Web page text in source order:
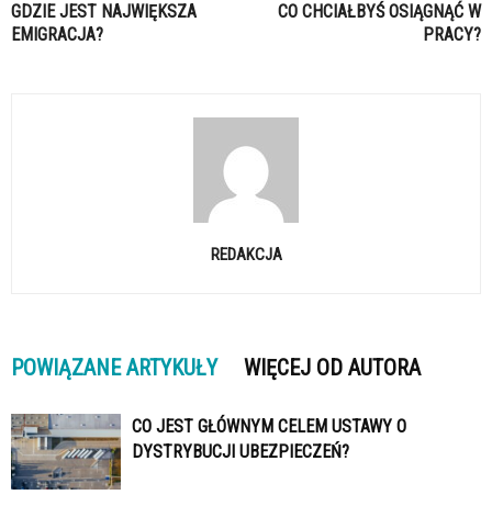
GDZIE JEST NAJWIĘKSZA
EMIGRACJA?
CO CHCIAŁBYŚ OSIĄGNĄĆ W
PRACY?
REDAKCJA
POWIĄZANE ARTYKUŁY WIĘCEJ OD AUTORA
CO JEST GŁÓWNYM CELEM USTAWY O
DYSTRYBUCJI UBEZPIECZEŃ?